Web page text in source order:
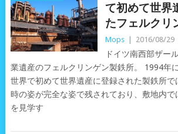
て初めて世界
たフェルクリ
Mops 2016/08/29
ドイツ南西部ザー
業遺産のフェルクリンゲン製鉄所。 1994年
世界で初めて世界遺産に登録された製鉄所で
時の姿が完全な姿で残されており、敷地内で
を見学す